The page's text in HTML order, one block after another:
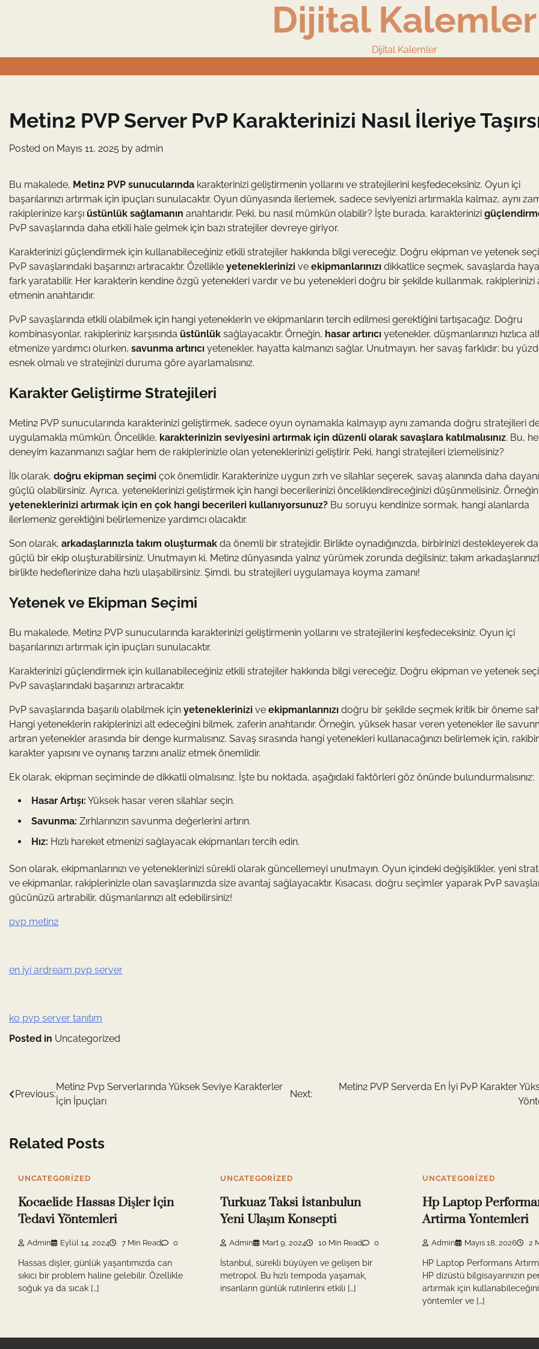
Dijital Kalemler
Dijital Kalemler
Metin2 PVP Server PvP Karakterinizi Nasıl İleriye
Posted on Mayıs 11, 2025 by admin
Bu makalede, Metin2 PVP sunucularında karakterinizi geliştirmenin yollarını ve stratejilerini keşfedeceksiniz. Oyun içi
başarılarınızı artırmak için ipuçları sunulacaktır. Oyun dünyasında ilerlemek, sadece seviyenizi artırmakla kalmaz, aynı
rakiplerinize karşı üstünlük sağlamanın anahtarıdır. Peki, bu nasıl mümkün olabilir? İşte burada, karakterinizi
PvP savaşlarında daha etkili hale gelmek için bazı stratejiler devreye giriyor.
Karakterinizi güçlendirmek için kullanabileceğiniz etkili stratejiler hakkında bilgi vereceğiz. Doğru ekipman ve yetenek
PvP savaşlarındaki başarınızı artıracaktır. Özellikle yeteneklerinizi ve ekipmanlarınızı dikkatlice seçmek, savaşlarda
fark yaratabilir. Her karakterin kendine özgü yetenekleri vardır ve bu yetenekleri doğru bir şekilde kullanmak, rakiplerinizi
etmenin anahtarıdır.
PvP savaşlarında etkili olabilmek için hangi yeteneklerin ve ekipmanların tercih edilmesi gerektiğini tartışacağız. Doğru
kombinasyonlar, rakipleriniz karşısında üstünlük sağlayacaktır. Örneğin, hasar artırıcı yetenekler, düşmanlarınızı hızlıca
etmenize yardımcı olurken, savunma artırıcı yetenekler, hayatta kalmanızı sağlar. Unutmayın, her savaş farklıdır; bu
esnek olmalı ve stratejinizi duruma göre ayarlamalısınız.
Karakter Geliştirme Stratejileri
Metin2 PVP sunucularında karakterinizi geliştirmek, sadece oyun oynamakla kalmayıp aynı zamanda doğru stratejileri
uygulamakla mümkün. Öncelikle, karakterinizin seviyesini artırmak için düzenli olarak savaşlara katılmalısınız. Bu,
deneyim kazanmanızı sağlar hem de rakiplerinizle olan yeteneklerinizi geliştirir. Peki, hangi stratejileri izlemelisiniz?
İlk olarak, doğru ekipman seçimi çok önemlidir. Karakterinize uygun zırh ve silahlar seçerek, savaş alanında daha
güçlü olabilirsiniz. Ayrıca, yeteneklerinizi geliştirmek için hangi becerilerinizi önceliklendireceğinizi düşünmelisiniz.
yeteneklerinizi artırmak için en çok hangi becerileri kullanıyorsunuz? Bu soruyu kendinize sormak, hangi alanlarda
ilerlemeniz gerektiğini belirlemenize yardımcı olacaktır.
Son olarak, arkadaşlarınızla takım oluşturmak da önemli bir stratejidir. Birlikte oynadığınızda, birbirinizi destekleyerek
güçlü bir ekip oluşturabilirsiniz. Unutmayın ki, Metin2 dünyasında yalnız yürümek zorunda değilsiniz; takım
birlikte hedeflerinize daha hızlı ulaşabilirsiniz. Şimdi, bu stratejileri uygulamaya koyma zamanı!
Yetenek ve Ekipman Seçimi
Bu makalede, Metin2 PVP sunucularında karakterinizi geliştirmenin yollarını ve stratejilerini keşfedeceksiniz. Oyun içi
başarılarınızı artırmak için ipuçları sunulacaktır.
Karakterinizi güçlendirmek için kullanabileceğiniz etkili stratejiler hakkında bilgi vereceğiz. Doğru ekipman ve yetenek
PvP savaşlarındaki başarınızı artıracaktır.
PvP savaşlarında başarılı olabilmek için yeteneklerinizi ve ekipmanlarınızı doğru bir şekilde seçmek kritik bir öneme
Hangi yeteneklerin rakiplerinizi alt edeceğini bilmek, zaferin anahtarıdır. Örneğin, yüksek hasar veren yetenekler ile
artıran yetenekler arasında bir denge kurmalısınız. Savaş sırasında hangi yetenekleri kullanacağınızı belirlemek için,
karakter yapısını ve oynanış tarzını analiz etmek önemlidir.
Ek olarak, ekipman seçiminde de dikkatli olmalısınız. İşte bu noktada, aşağıdaki faktörleri göz önünde bulundurmalısınız:
Hasar Artışı: Yüksek hasar veren silahlar seçin.
Savunma: Zırhlarınızın savunma değerlerini artırın.
Hız: Hızlı hareket etmenizi sağlayacak ekipmanları tercih edin.
Son olarak, ekipmanlarınızı ve yeteneklerinizi sürekli olarak güncellemeyi unutmayın. Oyun içindeki değişiklikler, yeni
ve ekipmanlar, rakiplerinizle olan savaşlarınızda size avantaj sağlayacaktır. Kısacası, doğru seçimler yaparak PvP
gücünüzü artırabilir, düşmanlarınızı alt edebilirsiniz!
pvp metin2
en iyi ardream pvp server
ko pvp server tanıtım
Posted in Uncategorized
Yazı
gezinmesi
Previous:
Metin2 Pvp Serverlarında Yüksek Seviye Karakterler
İçin İpuçları
Next:
Metin2 PVP Serverda En İyi PvP Karakter
Related Posts
UNCATEGORIZED
Kocaelide Hassas Dişler İçin
Tedavi Yöntemleri
Admin Eylül 14, 2024 7 Min Read 0
Hassas dişler, günlük yaşantımızda can
sıkıcı bir problem haline gelebilir. Özellikle
soğuk ya da sıcak […]
UNCATEGORIZED
Turkuaz Taksi İstanbulun
Yeni Ulaşım Konsepti
Admin Mart 9, 2024 10 Min Read 0
İstanbul, sürekli büyüyen ve gelişen bir
metropol. Bu hızlı tempoda yaşamak,
insanların günlük rutinlerini etkili […]
UNCATEGORIZED
Hp Laptop
Artirma Yontemleri
Admin Mayıs 18, 2026 2
HP Laptop Performans
HP dizüstü bilgisayarınızın
artırmak için
yöntemler ve […]